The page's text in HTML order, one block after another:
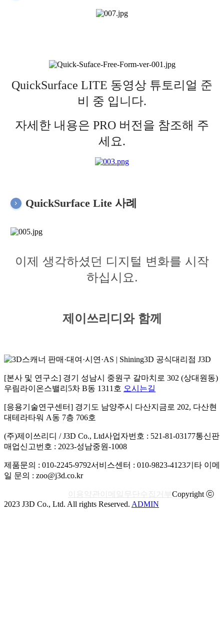
QuickSurface LITE 동영상 튜토리얼 준
비 중 입니다.
자세한 내용은 PRO 버전을 참조해 주
세요.
QuickSurface Lite 사례
이제 생각하셨던 디지털 변화를 시작
하십시요.
제이쓰리디와 함께
[본사 및 연구소] 경기 성남시 중원구 갈마치로 302 (상대원동)
우림라이온스밸리5차 B동 1311호 오시는길
[응용기술연구센터] 경기도 남양주시 다산지금로 202, 다산현
대테라타워 A동 7층 706호
(주)제이쓰리디 / J3D Co., Ltd사업자번호 : 521-81-03177통신판
매업신고번호 : 2023-성남중원-1008
제품문의 : 010-2245-9792서비스센터 : 010-9823-4123기타 이메
일 문의 : zoo@j3d.co.kr
이용약관 이메일무단수집거부Copyright ⓒ
2023 J3D Co., Ltd. All rights Reserved. ADMIN